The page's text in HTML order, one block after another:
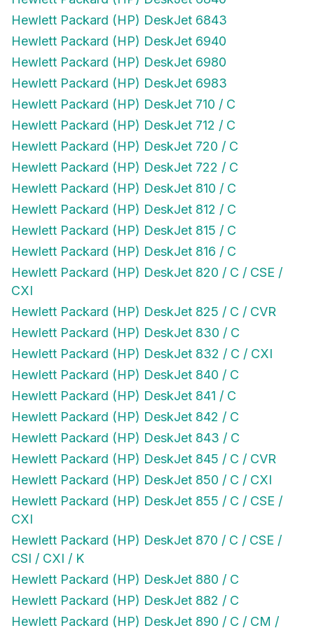
Hewlett Packard (HP) DeskJet 6843
Hewlett Packard (HP) DeskJet 6940
Hewlett Packard (HP) DeskJet 6980
Hewlett Packard (HP) DeskJet 6983
Hewlett Packard (HP) DeskJet 710 / C
Hewlett Packard (HP) DeskJet 712 / C
Hewlett Packard (HP) DeskJet 720 / C
Hewlett Packard (HP) DeskJet 722 / C
Hewlett Packard (HP) DeskJet 810 / C
Hewlett Packard (HP) DeskJet 812 / C
Hewlett Packard (HP) DeskJet 815 / C
Hewlett Packard (HP) DeskJet 816 / C
Hewlett Packard (HP) DeskJet 820 / C / CSE /
CXI
Hewlett Packard (HP) DeskJet 825 / C / CVR
Hewlett Packard (HP) DeskJet 830 / C
Hewlett Packard (HP) DeskJet 832 / C / CXI
Hewlett Packard (HP) DeskJet 840 / C
Hewlett Packard (HP) DeskJet 841 / C
Hewlett Packard (HP) DeskJet 842 / C
Hewlett Packard (HP) DeskJet 843 / C
Hewlett Packard (HP) DeskJet 845 / C / CVR
Hewlett Packard (HP) DeskJet 850 / C / CXI
Hewlett Packard (HP) DeskJet 855 / C / CSE /
CXI
Hewlett Packard (HP) DeskJet 870 / C / CSE /
CSI / CXI / K
Hewlett Packard (HP) DeskJet 880 / C
Hewlett Packard (HP) DeskJet 882 / C
Hewlett Packard (HP) DeskJet 890 / C / CM /